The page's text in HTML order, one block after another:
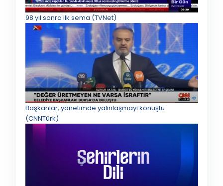
98 yıl sonra ilk sema (TVNet)
Başkanlar, yönetimde yalınlaşmayı konuştu
(CNNTürk)